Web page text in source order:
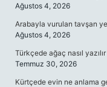
Ağustos 4, 2026
Arabayla vurulan tavşan
Ağustos 4, 2026
Türkçede ağaç nasıl yazılır
Temmuz 30, 2026
Kürtçede evin ne anlama